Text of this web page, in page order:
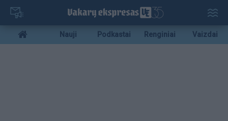
Pereiti
pagrindinį
turinį
Mobile
menu
Nauji Podkastai Renginiai Vaizdai